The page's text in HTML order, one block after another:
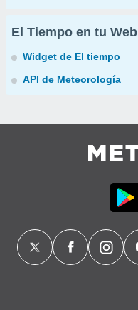
El Tiempo en tu Web
Widget de El tiempo
API de Meteorología